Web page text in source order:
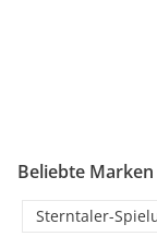
Beliebte Marken
Sterntaler-